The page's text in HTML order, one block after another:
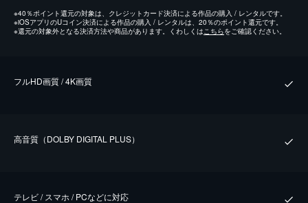
※40％ポイント還元の対象は、クレジットカード決済による作品の購入 / レンタルです。
※iOSアプリのUコイン決済による作品の購入 / レンタルは、20％のポイント還元です。
※還元の対象外となる決済方法や商品があります。くわしくは こちらをご確認ください。
フルHD画質 / 4K画質
⾼⾳質（DOLBY DIGITAL PLUS）
テレビ / スマホ / PCなどに対応